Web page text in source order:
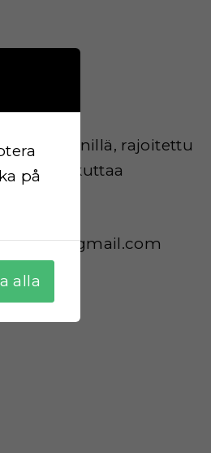
jäsenillä, rajoitettu
voi vaikuttaa
på
alla